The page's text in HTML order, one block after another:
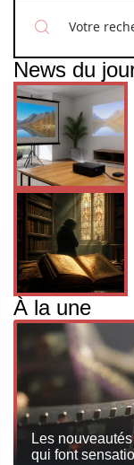
News du
À la une
Les
qui font